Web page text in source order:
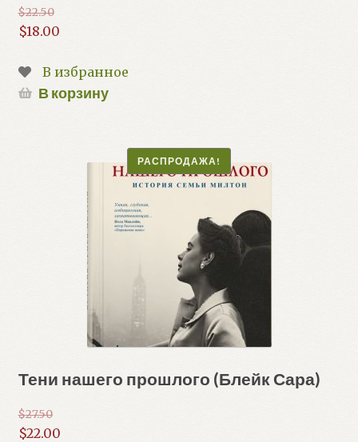
$22.50
Первоначальная
составляла
$22.50.
$18.00
цена:
$18.00.
В избранное
В корзину
Тени нашего прошлого (Блейк Сара)
РАСПРОДАЖА!
$27.50
Первоначальная
$22.00